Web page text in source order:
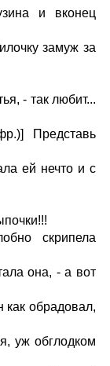
и вконец
замуж за
- так любит...
Представь
ей нечто и с
скрипела
она, - а вот
обрадовал,
уж обглодком